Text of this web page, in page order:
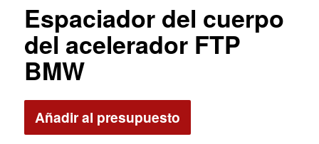
Espaciador del cuerpo
del acelerador FTP
BMW
Añadir al presupuesto